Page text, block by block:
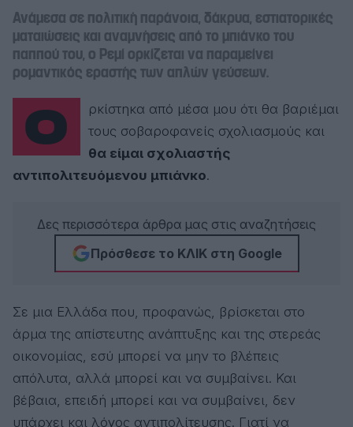
Ανάμεσα σε πολιτική παράνοια, δάκρυα, εστιατορικές
ματαιώσεις και αναμνήσεις από το μπιάνκο του
παππού του, ο Ρεμί ορκίζεται να παραμείνει
ρομαντικός εραστής των απλών γεύσεων.
Ορκίστηκα από μέσα μου ότι θα βαριέμαι
τους σοβαροφανείς σχολιασμούς και
θα είμαι σχολιαστής
αντιπολιτευόμενου μπιάνκο.
Δες περισσότερα άρθρα μας στις αναζητήσεις
Πρόσθεσε το ΚΛΙΚ στη Google
Σε μια Ελλάδα που, προφανώς, βρίσκεται στο
άρμα της απίστευτης ανάπτυξης και της στερεάς
οικονομίας, εσύ μπορεί να μην το βλέπεις
απόλυτα, αλλά μπορεί και να συμβαίνει. Και
βέβαια, επειδή μπορεί και να συμβαίνει, δεν
υπάρχει και λόγος αντιπολίτευσης. Γιατί να